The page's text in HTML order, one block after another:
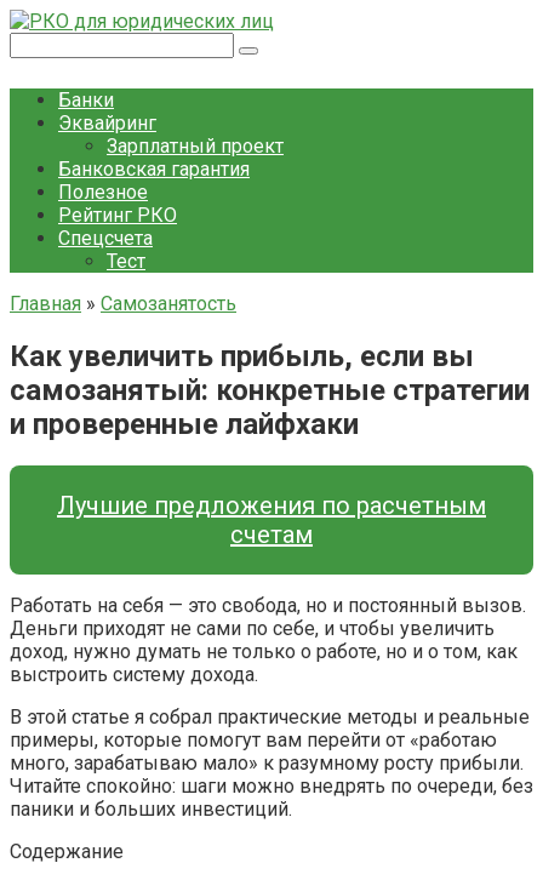
Перейти
контенту
Банки
Эквайринг
Зарплатный проект
Банковская гарантия
Полезное
Рейтинг РКО
Спецсчета
Тест
Главная » Самозанятость
Как увеличить прибыль, если вы
самозанятый: конкретные стратегии
и проверенные лайфхаки
Лучшие предложения по расчетным
счетам
Работать на себя — это свобода, но и постоянный вызов.
Деньги приходят не сами по себе, и чтобы увеличить
доход, нужно думать не только о работе, но и о том, как
выстроить систему дохода.
В этой статье я собрал практические методы и реальные
примеры, которые помогут вам перейти от «работаю
много, зарабатываю мало» к разумному росту прибыли.
Читайте спокойно: шаги можно внедрять по очереди, без
паники и больших инвестиций.
Содержание